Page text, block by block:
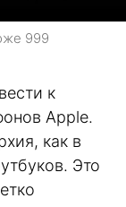
999
к
Apple.
как в
Это